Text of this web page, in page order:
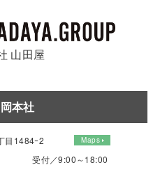
山田屋
本社
目1484ｰ2 Maps
受付／9:00～18:00